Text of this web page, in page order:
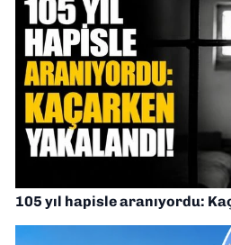
105 yıl hapisle aranıyordu: